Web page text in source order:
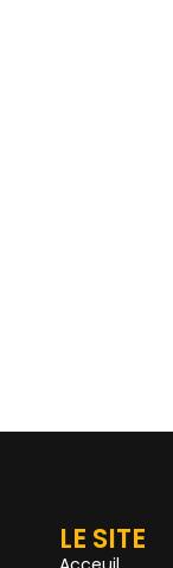
LE SITE